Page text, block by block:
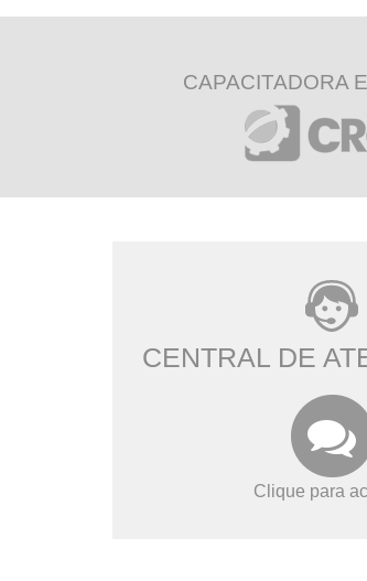
CAPACITADORA
CENTRAL DE
Clique para